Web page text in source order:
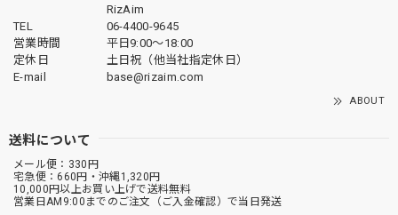
RizAim
TEL
06-4400-9645
営業時間
平日9:00～18:00
定休日
土日祝（他当社指定休日）
E-mail
base@rizaim.com
ABOUT
送料について
メール便：330円
宅急便：660円・沖縄1,320円
10,000円以上お買い上げで送料無料
営業日AM9:00までのご注文（ご入金確認）で当日発送